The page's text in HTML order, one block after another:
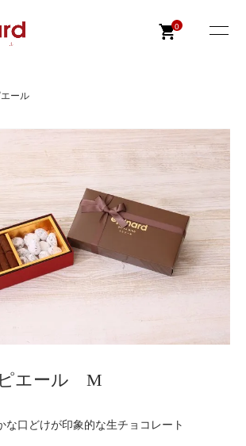
0
ール
ピエール M
な口どけが印象的な生チョコレート